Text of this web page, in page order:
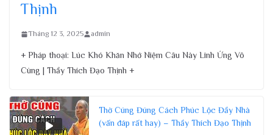
Thịnh
Tháng 12 3, 2025 admin
+ Pháp thoại: Lúc Khó Khăn Nhớ Niệm Câu Này Linh Ứng Vô
Cùng | Thầy Thích Đạo Thịnh +
Thờ Cúng Đúng Cách Phúc Lộc Đầy Nhà
(vấn đáp rất hay) – Thầy Thích Đạo Thịnh